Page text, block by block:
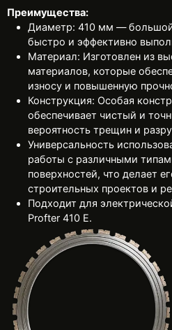
Преимущества:
Диаметр: 410 мм —
быстро и эффективно
Материал: Изготовлен из
материалов, которые
износу и повышенную
Конструкция: Особая
обеспечивает чистый и
вероятность трещин и
Универсальность
работы с различными
поверхностей, что делает
строительных проектов и
Подходит для
Profter 410 E.